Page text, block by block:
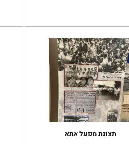
תצוגת מפעל אתא